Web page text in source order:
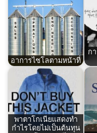
อาการไซโลตามหน้าที่
ก
พาตาโกเนียแสดงทำ
กำไรโดยไม่เป็นต้นทุน